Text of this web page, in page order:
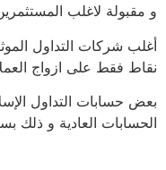
و مقبولة لاغلب
أغلب شركات التداول
نقاط فقط على ازواج
بعض حسابات التداول
الحسابات العادية و ذلك